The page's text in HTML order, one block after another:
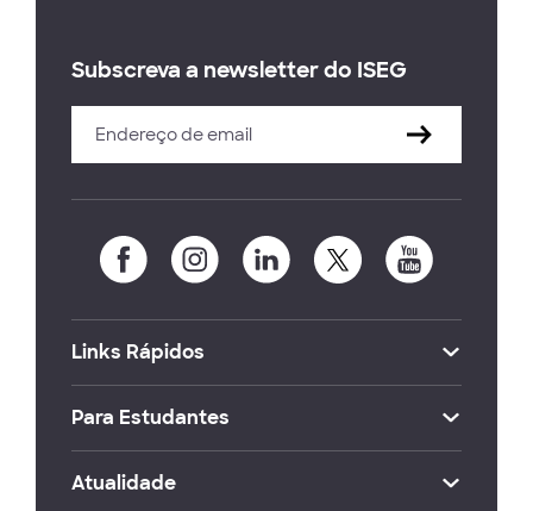
Subscreva a newsletter do ISEG
Links Rápidos
Para Estudantes
Atualidade